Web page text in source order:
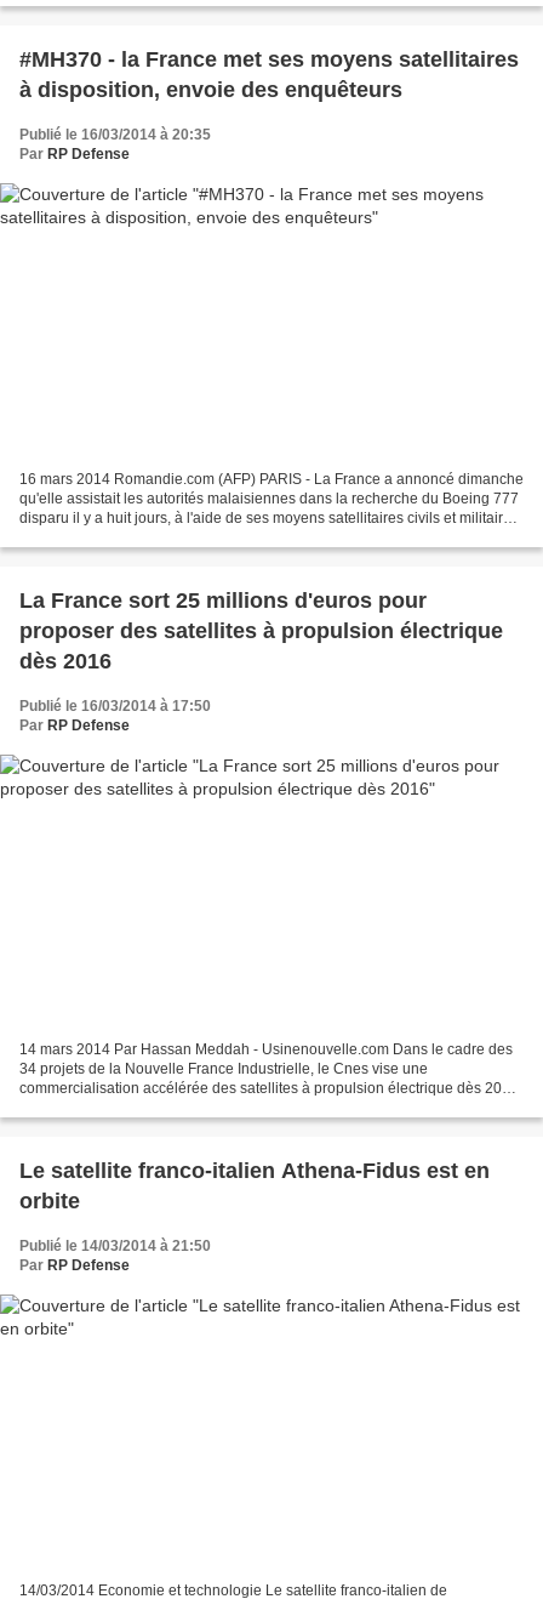
#MH370 - la France met ses moyens satellitaires
à disposition, envoie des enquêteurs
Publié le 16/03/2014 à 20:35
Par RP Defense
16 mars 2014 Romandie.com (AFP) PARIS - La France a annoncé dimanche
qu'elle assistait les autorités malaisiennes dans la recherche du Boeing 777
disparu il y a huit jours, à l'aide de ses moyens satellitaires civils et militaires
La France sort 25 millions d'euros pour
proposer des satellites à propulsion électrique
dès 2016
Publié le 16/03/2014 à 17:50
Par RP Defense
14 mars 2014 Par Hassan Meddah - Usinenouvelle.com Dans le cadre des
34 projets de la Nouvelle France Industrielle, le Cnes vise une
commercialisation accélérée des satellites à propulsion électrique dès 2016
Le satellite franco-italien Athena-Fidus est en
orbite
Publié le 14/03/2014 à 21:50
Par RP Defense
14/03/2014 Economie et technologie Le satellite franco-italien de